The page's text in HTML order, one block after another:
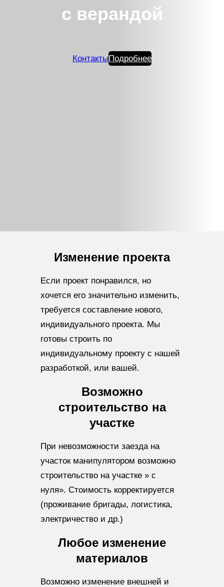
с верандой
КонтактыПодробнее
Изменение проекта
Если проект понравился, но
хочется его значительно изменить,
требуется составление нового,
индивидуального проекта. Мы
готовы строить по
индивидуальному проекту с нашей
разработкой, или вашей.
Возможно
строительство на
участке
При невозможности заезда на
участок манипулятором возможно
строительство на участке » с
нуля». Стоимость корректируется
(проживание бригады, логистика,
электричество и др.)
Любое изменение
материалов
Возможно изменение внешней и